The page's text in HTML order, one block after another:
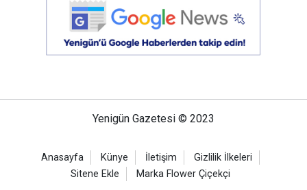
Yenigün Gazetesi © 2023
Anasayfa Künye İletişim
Gizlilik İlkeleri
Sitene Ekle
Marka Flower Çiçekçi